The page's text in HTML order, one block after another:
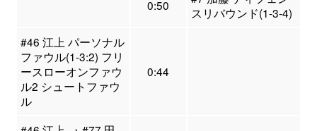
0:50
スリバウンド(1-3-4)
#46 江上 パーソナル
ファウル(1-3:2) フリ
ースローオンファウ
ル2 シュートファウ
ル
0:44